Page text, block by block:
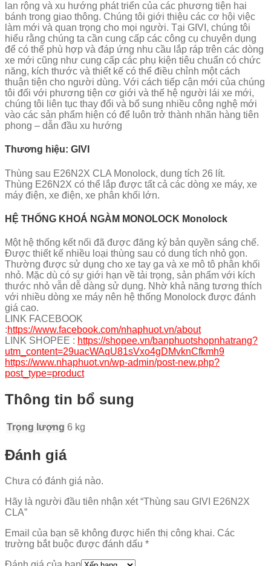
lan rộng và xu hướng phát triển của các phương tiện hai
bánh trong giao thông. Chúng tôi giới thiệu các cơ hội việc
làm mới và quan trọng cho mọi người. Tại GIVI, chúng tôi
hiểu rằng chúng ta cần cung cấp các công cụ chuyên dụng
để có thể phù hợp và đáp ứng nhu cầu lắp ráp trên các dòng
xe mới cũng như cung cấp các phụ kiện tiêu chuẩn có chức
năng, kích thước và thiết kế có thể điều chỉnh một cách
thuận tiện cho người dùng. Với cách tiếp cận mới của chúng
tôi đối với phương tiện cơ giới và thế hệ người lái xe mới,
chúng tôi liên tục thay đổi và bổ sung nhiều công nghệ mới
vào các sản phẩm hiện có để luôn trở thành nhãn hàng tiên
phong – dẫn đầu xu hướng
Thương hiệu: GIVI
Thùng sau E26N2X CLA Monolock, dung tích 26 lít.
Thùng E26N2X có thể lắp được tất cả các dòng xe máy, xe
máy điện, xe điện, xe phân khối lớn.
HỆ THỐNG KHOÁ NGÀM MONOLOCK Monolock
Một hệ thống kết nối đã được đăng ký bản quyền sáng chế.
Được thiết kế nhiều loại thùng sau có dung tích nhỏ gọn.
Thường được sử dụng cho xe tay ga và xe mô tô phân khối
nhỏ. Mặc dù có sự giới hạn về tải trọng, sản phẩm với kích
thước nhỏ vẫn dễ dàng sử dụng. Nhờ khả năng tương thích
với nhiều dòng xe máy nên hệ thống Monolock được đánh
giá cao.
LINK FACEBOOK
:https://www.facebook.com/nhaphuot.vn/about
LINK SHOPEE : https://shopee.vn/banphuotshopnhatrang?
utm_content=29uacWAqU81sVxo4gDMvknCfkmh9
https://www.nhaphuot.vn/wp-admin/post-new.php?
post_type=product
Thông tin bổ sung
Trọng lượng 6 kg
Đánh giá
Chưa có đánh giá nào.
Hãy là người đầu tiên nhận xét “Thùng sau GIVI E26N2X
CLA”
Email của bạn sẽ không được hiển thị công khai. Các
trường bắt buộc được đánh dấu *